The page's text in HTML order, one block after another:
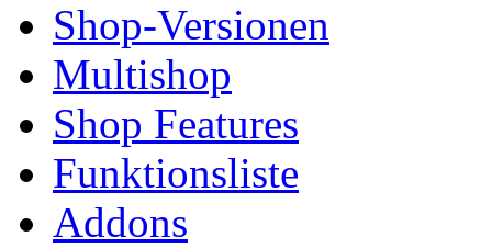
Shop-Versionen
Multishop
Shop Features
Funktionsliste
Addons